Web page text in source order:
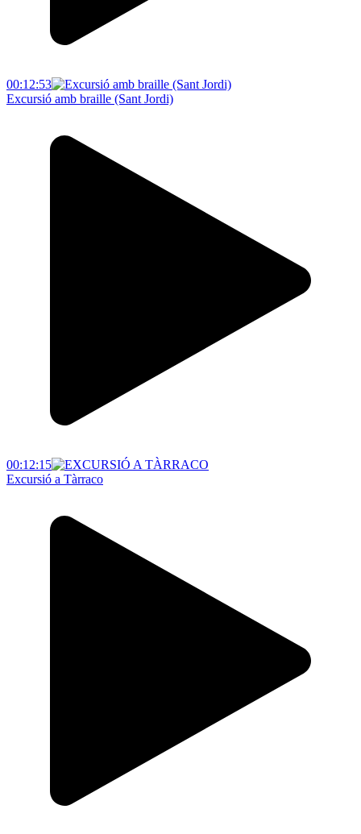
00:12:53
Excursió amb braille (Sant Jordi)
00:12:15
Excursió a Tàrraco